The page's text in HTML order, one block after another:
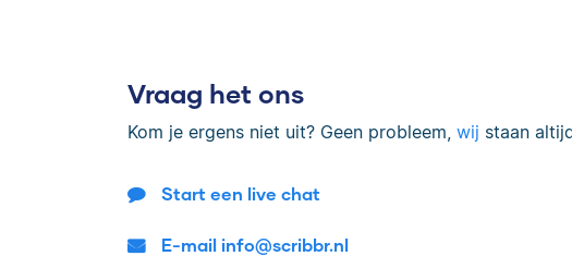
Vraag het ons
Kom je ergens niet uit? Geen probleem, wij staan
Start een live chat
E-mail info@scribbr.nl